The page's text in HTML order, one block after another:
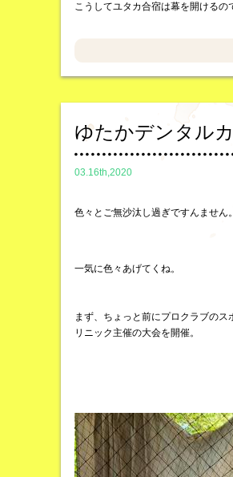
こうしてユタカ合宿は幕を開けるの
ゆたかデンタル
03.16th,2020
色々とご無沙汰し過ぎですんません
一気に色々あげてくね。
まず、ちょっと前にプロクラブの
リニック主催の大会を開催。